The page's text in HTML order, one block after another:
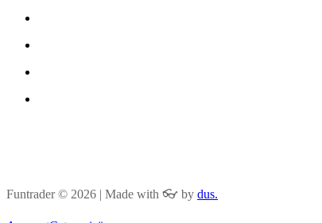
Funtrader © 2026 | Made with 👓 by dus.